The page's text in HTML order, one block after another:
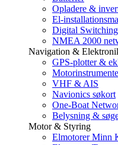
Opladere &
El-
Digital Switching
NMEA 2000
Navigation &
GPS-plotter &
VHF & AIS
Navionics søkort
One-Boat
Belysning &
Motor & Styring
Elmotorer Minn